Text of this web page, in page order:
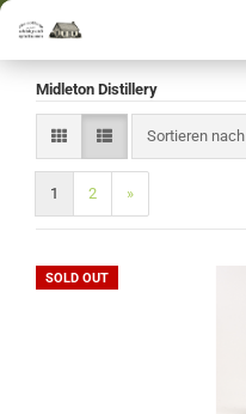
Midleton Distillery
Sortieren nach
Sortieren nach
1 2 »
SOLD OUT